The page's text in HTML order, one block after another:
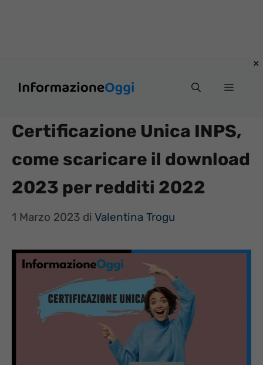
Menu
Certificazione Unica INPS,
come scaricare il download
2023 per redditi 2022
1 Marzo 2023 di Valentina Trogu